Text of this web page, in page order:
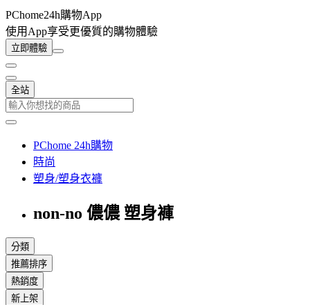
PChome24h購物App
使用App享受更優質的購物體驗
立即體驗
全站
PChome 24h購物
時尚
塑身/塑身衣褲
non-no 儂儂 塑身褲
分類
推薦排序
熱銷度
新上架